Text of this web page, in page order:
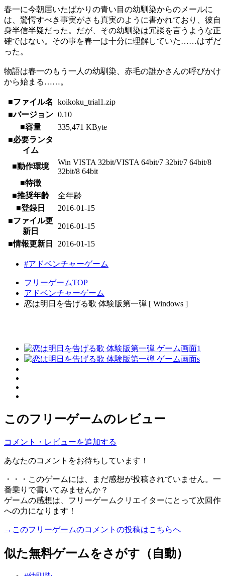
春一に今朝届いたばかりの青い目の幼馴染からのメールに
は、驚愕すべき事実がさも真実のように書かれており、彼自
身半信半疑だった。だが、その幼馴染は冗談を言うような正
確ではない。その事を春一は十分に理解していた……はずだ
った。
物語は春一のもう一人の幼馴染、赤毛の誰かさんの呼びかけ
から始まる……。
■ファイル名
koikoku_trial1.zip
■バージョン 0.10
■容量
335,471 KByte
■必要ランタ
イム
■動作環境
Win VISTA 32bit/VISTA 64bit/7 32bit/7 64bit/8
32bit/8 64bit
■特徴
■推奨年齢
全年齢
■登録日
2016-01-15
■ファイル更
新日
2016-01-15
■情報更新日 2016-01-15
#アドベンチャーゲーム
フリーゲームTOP
アドベンチャーゲーム
恋は明日を告げる歌 体験版第一弾 [ Windows ]
このフリーゲームのレビュー
コメント・レビューを追加する
あなたのコメントをお待ちしています！
・・・このゲームには、まだ感想が投稿されていません。一
番乗りで書いてみませんか？
ゲームの感想は、フリーゲームクリエイターにとって次回作
への力になります！
→このフリーゲームのコメントの投稿はこちらへ
似た無料ゲームをさがす（自動）